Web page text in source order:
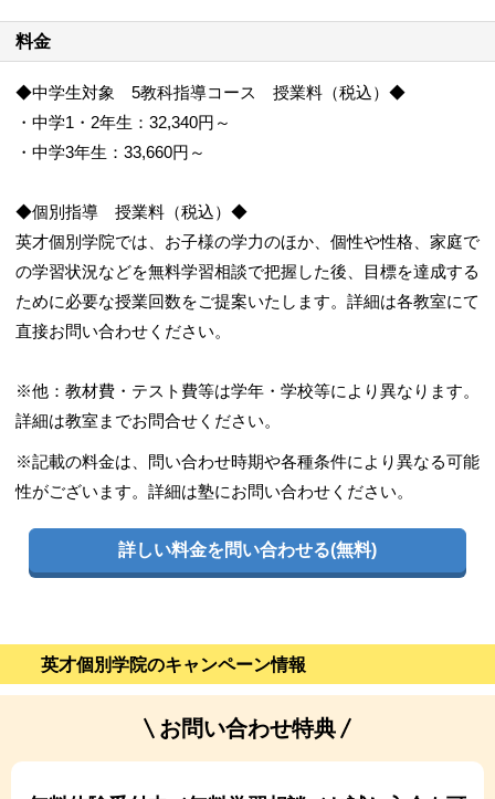
料金
◆中学生対象 5教科指導コース 授業料（税込）◆
・中学1・2年生：32,340円～
・中学3年生：33,660円～
◆個別指導 授業料（税込）◆
英才個別学院では、お子様の学力のほか、個性や性格、家庭で
の学習状況などを無料学習相談で把握した後、目標を達成する
ために必要な授業回数をご提案いたします。詳細は各教室にて
直接お問い合わせください。
※他：教材費・テスト費等は学年・学校等により異なります。
詳細は教室までお問合せください。
※記載の料金は、問い合わせ時期や各種条件により異なる可能
性がございます。詳細は塾にお問い合わせください。
詳しい料金を問い合わせる(無料)
英才個別学院のキャンペーン情報
お問い合わせ特典